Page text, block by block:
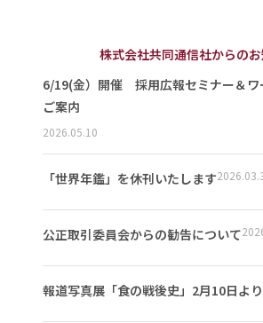
株式会社共同通信社からの
6/19(金）開催 採用広報セミナー＆ワ
ご案内
2026.05.10
「世界年鑑」を休刊いたします
公正取引委員会からの勧告について
報道写真展「食の戦後史」2月10日よ